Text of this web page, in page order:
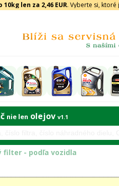
10kg len za 2,46 EUR. Vyberte si, ktoré
nie len olejov v1.1
filter - podľa vozidla